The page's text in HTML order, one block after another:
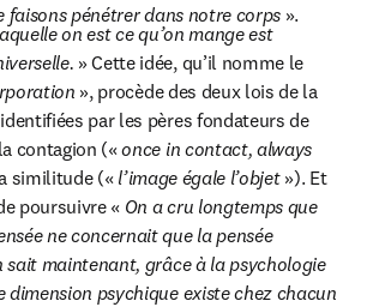
faisons pénétrer dans notre corps ».
on est ce qu’on mange est
» Cette idée, qu’il nomme le
», procède des deux lois de la
par les pères fondateurs de
contagion (« once in contact, always
similitude (« l’image égale l’objet »). Et
poursuivre « On a cru longtemps que
ne concernait que la pensée
sait maintenant, grâce à la psychologie
dimension psychique existe chez chacun